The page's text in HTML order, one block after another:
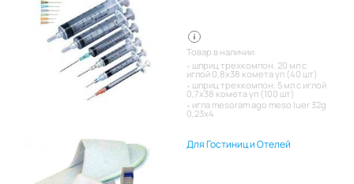
Товар в наличии:
шприц трехкомпон. 20 мл с
иглой 0,8х38 комета уп (40 шт)
шприц трехкомпон. 5 мл с иглой
0,7х38 комета уп (100 шт)
игла mesoram ago meso luer 32g
0,23x4
Для Гостиниц и Отелей